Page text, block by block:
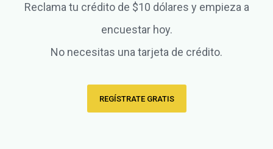
Reclama tu crédito de $10 dólares y empieza a
encuestar hoy.
No necesitas una tarjeta de crédito.
REGÍSTRATE GRATIS